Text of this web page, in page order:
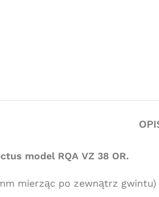
model RQA VZ 38 OR.
mierząc po zewnątrz gwintu)